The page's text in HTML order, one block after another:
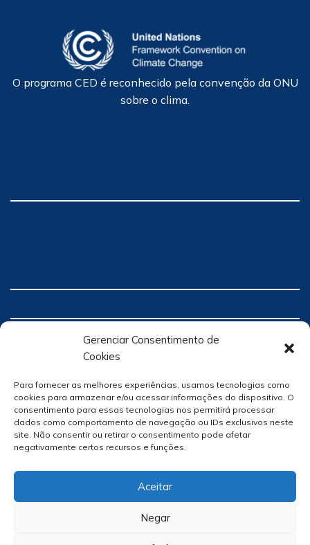
Gerenciar Consentimento de
Cookies
Para fornecer as melhores experiências, usamos tecnologias como
cookies para armazenar e/ou acessar informações do dispositivo. O
consentimento para essas tecnologias nos permitirá processar
dados como comportamento de navegação ou IDs exclusivos neste
site. Não consentir ou retirar o consentimento pode afetar
negativamente certos recursos e funções.
Aceitar
Negar
O programa CED é reconhecido pela convenção da ONU
sobre o clima.